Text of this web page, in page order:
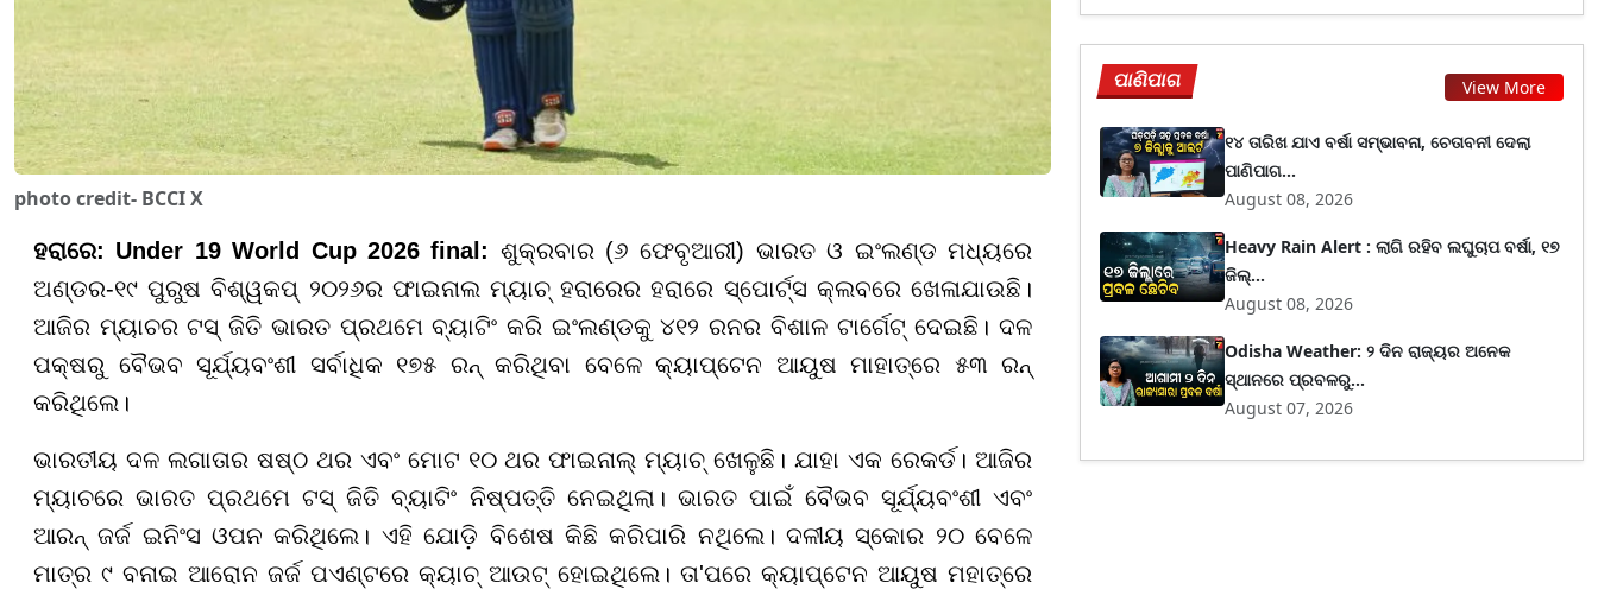
photo credit- BCCI X
ହରାରେ: Under 19 World Cup 2026 final : ଶୁକ୍ରବାର (୬ ଫେବୃଆରୀ) ଭାରତ ଓ ଇଂଲଣ୍ଡ ମଧ୍ୟରେ
ଅଣ୍ଡର-୧୯ ପୁରୁଷ ବିଶ୍ୱକପ୍ ୨୦୨୬ର ଫାଇନାଲ ମ୍ୟାଚ୍ ହରାରେର ହରାରେ ସ୍ପୋର୍ଟ୍ସ କ୍ଲବରେ ଖେଳାଯାଉଛି।
ଆଜିର ମ୍ୟାଚର ଟସ୍ ଜିତି ଭାରତ ପ୍ରଥମେ ବ୍ୟାଟିଂ କରି ଇଂଲଣ୍ଡକୁ ୪୧୨ ରନର ବିଶାଳ ଟାର୍ଗେଟ୍ ଦେଇଛି। ଦଳ
ପକ୍ଷରୁ ବୈଭବ ସୂର୍ଯ୍ୟବଂଶୀ ସର୍ବାଧିକ ୧୭୫ ରନ୍ କରିଥିବା ବେଳେ କ୍ୟାପ୍ଟେନ ଆୟୁଷ ମାହାତ୍ରେ ୫୩ ରନ୍
କରିଥିଲେ।
ଭାରତୀୟ ଦଳ ଲଗାତାର ଷଷ୍ଠ ଥର ଏବଂ ମୋଟ ୧୦ ଥର ଫାଇନାଲ୍ ମ୍ୟାଚ୍ ଖେଳୁଛି। ଯାହା ଏକ ରେକର୍ଡ। ଆଜିର
ମ୍ୟାଚରେ ଭାରତ ପ୍ରଥମେ ଟସ୍ ଜିତି ବ୍ୟାଟିଂ ନିଷ୍ପତ୍ତି ନେଇଥିଲା। ଭାରତ ପାଇଁ ବୈଭବ ସୂର୍ଯ୍ୟବଂଶୀ ଏବଂ
ଆରନ୍ ଜର୍ଜ ଇନିଂସ ଓପନ କରିଥିଲେ। ଏହି ଯୋଡ଼ି ବିଶେଷ କିଛି କରିପାରି ନଥିଲେ। ଦଳୀୟ ସ୍କୋର ୨୦ ବେଳେ
ମାତ୍ର ୯ ବନାଇ ଆରୋନ ଜର୍ଜ ପଏଣ୍ଟରେ କ୍ୟାଚ୍ ଆଉଟ୍ ହୋଇଥିଲେ। ତା'ପରେ କ୍ୟାପ୍ଟେନ ଆୟୁଷ ମହାତ୍ରେ
ପାଣିପାଗ View More
୧୪ ତାରିଖ ଯାଏ ବର୍ଷା ସମ୍ଭାବନା, ଚେତାବନୀ ଦେଲା
ପାଣିପାଗ...
August 08, 2026
Heavy Rain Alert : ଲାଗି ରହିବ ଲଘୁଚାପ ବର୍ଷା, ୧୭
ଜିଲ୍...
August 08, 2026
Odisha Weather: ୨ ଦିନ ରାଜ୍ୟର ଅନେକ
ସ୍ଥାନରେ ପ୍ରବଳରୁ...
August 07, 2026